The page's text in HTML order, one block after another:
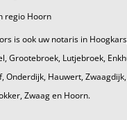
regio Hoorn
is ook uw notaris in
Grootebroek, Lutjebroek,
Onderdijk, Hauwert,
Zwaag en Hoorn.